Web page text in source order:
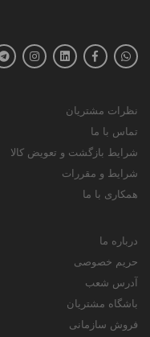
نظرات مشتریان
تماس با ما
شرایط بازگشت و تعویض کالا
شرایط و مقررات
همکاری با ما
درباره ما
حریم خصوصی
آدرس شعب
باشگاه مشتریان
فروش سازمانی